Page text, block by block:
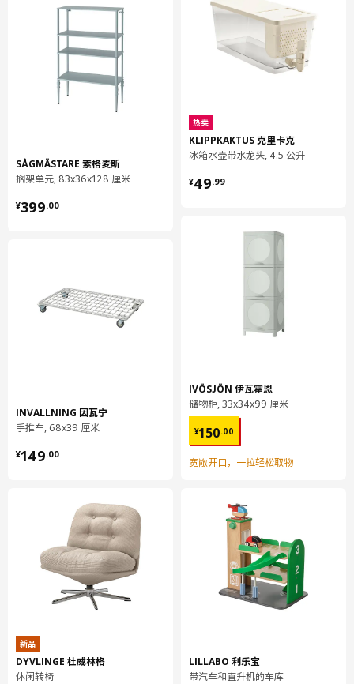
离不应超过80cm。
商品尺寸和包装信息
商品尺寸
63.5 厘米
高度
216.5 厘米
包装信息
此商品包含16个包装
204.405.74
39.2 公升
重量
17.56 公斤
宽度
61 厘米
包装数量
ENHET 安纳特
底框，带搁板
604.816.28
容量
重量
11.25 公斤
SÅGMÄSTARE 索格麦斯
搁架单元, 83x36x128 厘米
¥399.00
¥ 399.00
INVALLNING 因瓦宁
手推车, 68x39 厘米
¥149.00
¥ 149.00
新品
DYVLINGE 杜威林格
休闲转椅
热卖
KLIPPKAKTUS 克里卡克
冰箱水壶带水龙头, 4.5 公升
¥49.99
¥ 49.99
IVÖSJÖN 伊瓦霍恩
储物柜, 33x34x99 厘米
¥150.00
¥ 150.00
宽敞开口，一拉轻松取物
LILLABO 利乐宝
带汽车和直升机的车库